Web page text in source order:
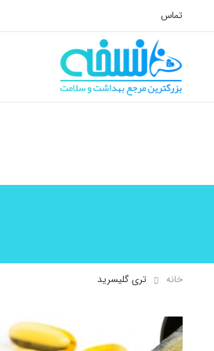
تماس
خانه تری گلیسرید